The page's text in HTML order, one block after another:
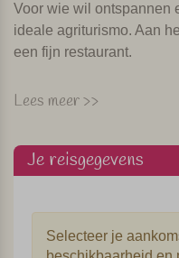
Voor wie wil ontspannen
ideale agriturismo. Aan
een fijn restaurant.
De agriturismo is een
uitzicht over de heuvels
agriturismo zo centraal
goede uitvalsbasis voor
De agriturismo ligt
Lees meer >>
Je reisgegevens
Selecteer je